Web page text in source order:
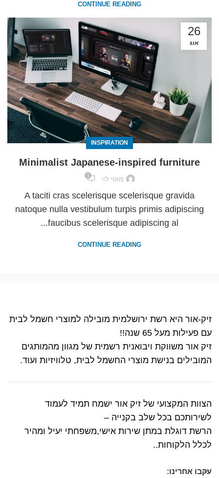
CONTINUE READING
26
אוג
INSPIRATION
Minimalist Japanese-inspired furniture
מוטי לוי 1
A taciti cras scelerisque scelerisque gravida
natoque nulla vestibulum turpis primis adipiscing
faucibus scelerisque adipiscing al...
CONTINUE READING
זיק-אור היא רשת ירושלמית מובילה למוצרי חשמל לבית
עם פעילות מעל 65 שנה!!
זיק אור משווקת ויבואנית רשמית של מגוון מהמותגים
המובילים בנישת מוצרי החשמל לבית, טלוויזיות ועוד.
הצוות המקצועי של זיק אור ישמח תמיד לעמוד
לשירותכם בכל שלב בקנייה –
הרשת דוגלת במתן שירות אישי,משפחתי יעיל ומהיר
לכלל הלקוחות..
עקבו אחרינו: